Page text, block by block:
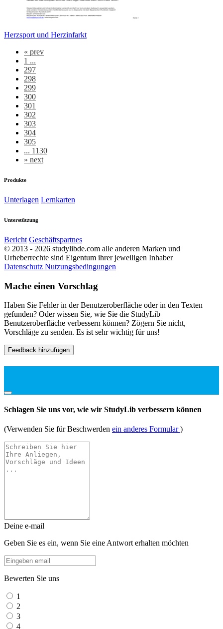
Herzsport und Herzinfarkt
« prev
1 ...
297
298
299
300
301
302
303
304
305
... 1130
» next
Produkte
Unterlagen Lernkarten
Unterstützung
Bericht Geschäftspartnes
© 2013 - 2026 studylibde.com alle anderen Marken und
Urheberrechte sind Eigentum ihrer jeweiligen Inhaber
Datenschutz Nutzungsbedingungen
Mache einen Vorschlag
Haben Sie Fehler in der Benutzeroberfläche oder in den Texten
gefunden? Oder wissen Sie, wie Sie die StudyLib
Benutzeroberfläche verbessern können? Zögern Sie nicht,
Vorschläge zu senden. Es ist sehr wichtig für uns!
Feedback hinzufügen
Schlagen Sie uns vor, wie wir StudyLib verbessern können
(Verwenden Sie für Beschwerden ein anderes Formular)
Deine e-mail
Geben Sie es ein, wenn Sie eine Antwort erhalten möchten
Bewerten Sie uns
1
2
3
4